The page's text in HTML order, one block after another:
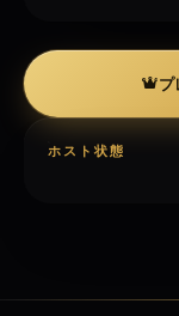
プ
ホスト状態